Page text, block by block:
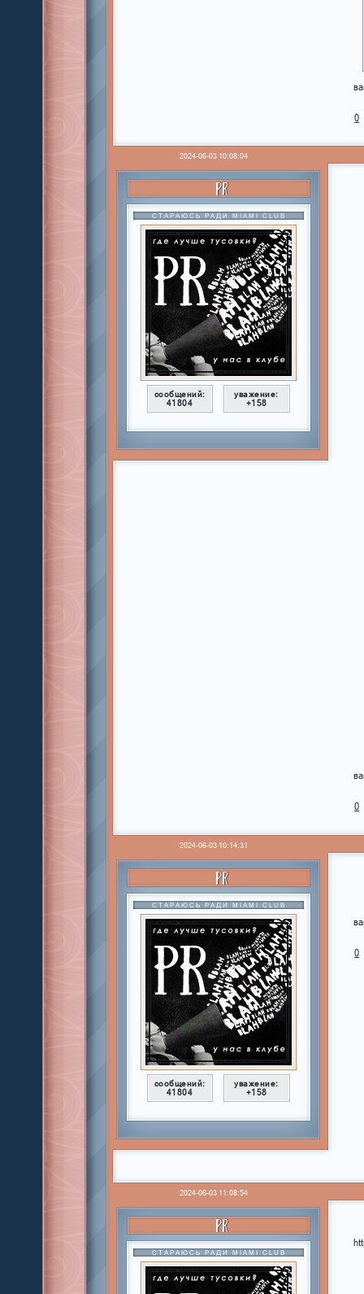
0
2024-06-03 10:08:04
PR
СТАРАЮСЬ РАДИ MIAMI CLUB
сообщений:
41804
уважение:
+158
0
2024-06-03 10:14:31
PR
СТАРАЮСЬ РАДИ MIAMI CLUB
сообщений:
41804
уважение:
+158
0
2024-06-03 11:08:54
PR
СТАРАЮСЬ РАДИ MIAMI CLUB